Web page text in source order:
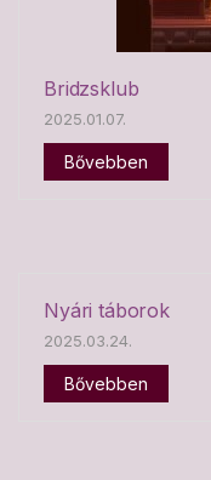
Bridzsklub
2025.01.07.
Bővebben
Nyári táborok
2025.03.24.
Bővebben